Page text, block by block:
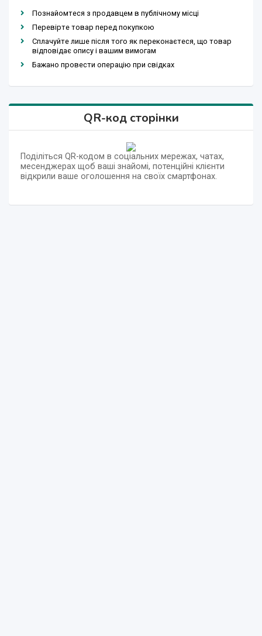
Познайомтеся з продавцем в публічному місці
Перевірте товар перед покупкою
Сплачуйте лише після того як переконаєтеся, що товар
відповідає опису і вашим вимогам
Бажано провести операцію при свідках
QR-код сторінки
Поділіться QR-кодом в соціальних мережах, чатах,
месенджерах щоб ваші знайомі, потенційні клієнти
відкрили ваше оголошення на своїх смартфонах.